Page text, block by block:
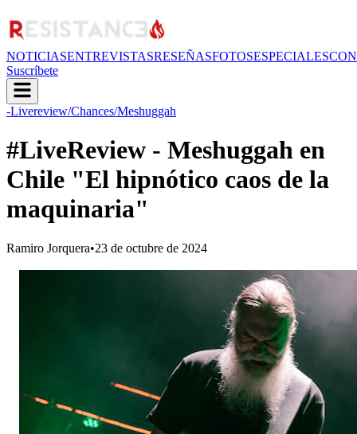
NOTICIASENTREVISTASRESEÑASFOTOSESPECIALES
Suscríbete
-Livereview/Chances/Meshuggah
#LiveReview - Meshuggah en
Chile "El hipnótico caos de la
maquinaria"
Ramiro Jorquera•23 de octubre de 2024